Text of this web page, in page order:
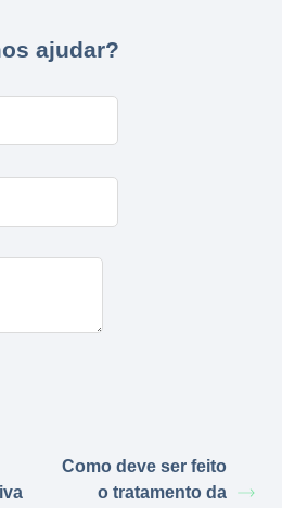
ajudar?
Como deve ser feito
o tratamento da